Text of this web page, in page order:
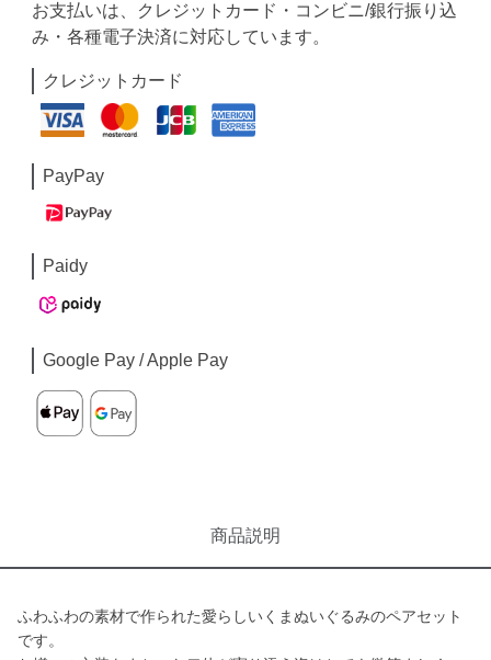
お支払いは、クレジットカード・コンビニ/銀行振り込
み・各種電子決済に対応しています。
クレジットカード
PayPay
Paidy
Google Pay / Apple Pay
商品説明
ふわふわの素材で作られた愛らしいくまぬいぐるみのペアセット
です。